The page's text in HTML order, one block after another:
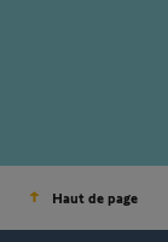
Haut de page